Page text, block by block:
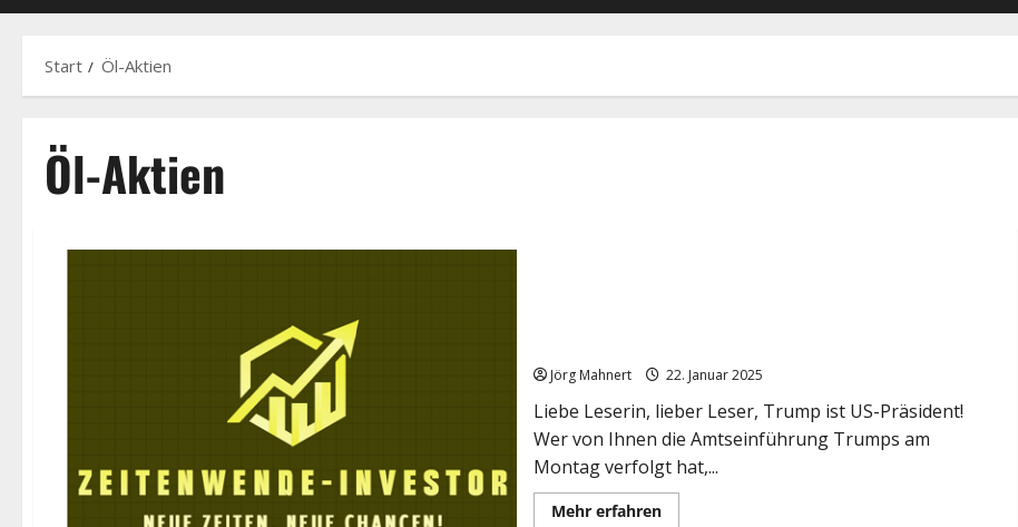
Start Öl-Aktien
Öl-Aktien
Jörg Mahnert 22. Januar 2025
Liebe Leserin, lieber Leser, Trump ist US-Präsident!
Wer von Ihnen die Amtseinführung Trumps am
Montag verfolgt hat,...
Mehr erfahrenMehr